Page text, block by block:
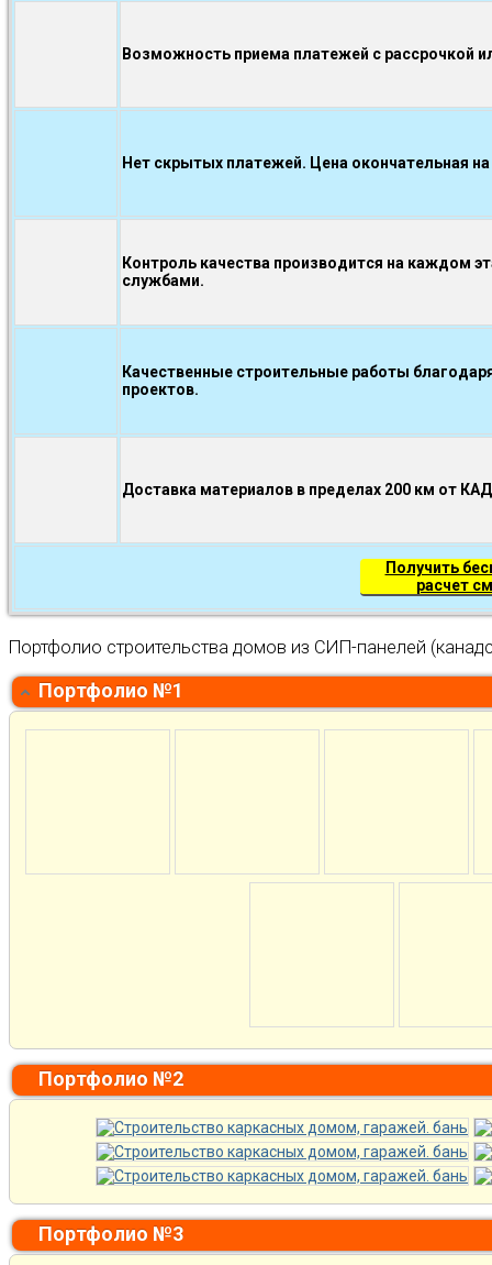
Возможность приема платежей с рассрочкой
Нет скрытых платежей. Цена окончательная
Контроль качества производится на каждом
службами.
Качественные строительные работы
проектов.
Доставка материалов в пределах 200 км от
Получить
расчет
Портфолио строительства домов из СИП-панелей
Портфолио №1
Портфолио №2
Портфолио №3